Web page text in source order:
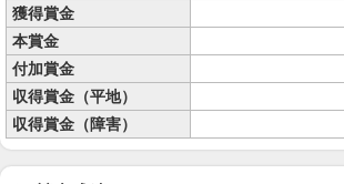
獲得賞金
本賞金
付加賞金
収得賞金（平地）
収得賞金（障害）